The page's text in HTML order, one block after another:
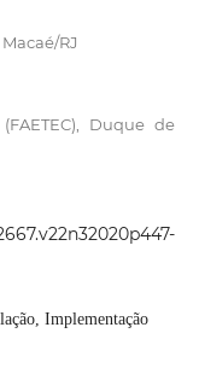
RJ
Duque de
Implementação